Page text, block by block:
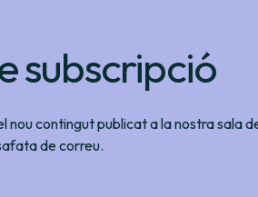
subscripció
nou contingut publicat a la nostra sala
de correu.